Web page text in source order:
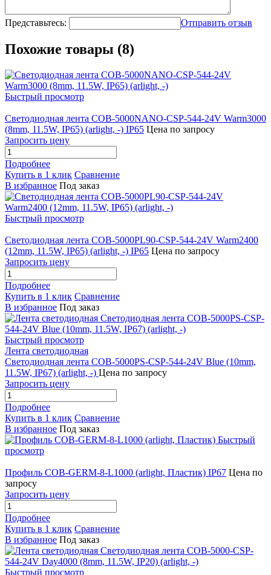
Представьтесь: Отправить отзыв
Похожие товары (8)
Быстрый просмотр
Светодиодная лента COB-5000NANO-CSP-544-24V Warm3000
(8mm, 11.5W, IP65) (arlight, -) IP65 Цена по запросу
Запросить цену
Подробнее
Купить в 1 клик Сравнение
В избранное Под заказ
Быстрый просмотр
Светодиодная лента COB-5000PL90-CSP-544-24V Warm2400
(12mm, 11.5W, IP65) (arlight, -) IP65 Цена по запросу
Запросить цену
Подробнее
Купить в 1 клик Сравнение
В избранное Под заказ
Быстрый просмотр
Лента светодиодная
Светодиодная лента COB-5000PS-CSP-544-24V Blue (10mm,
11.5W, IP67) (arlight, -) Цена по запросу
Запросить цену
Подробнее
Купить в 1 клик Сравнение
В избранное Под заказ
Быстрый
просмотр
Профиль COB-GERM-8-L1000 (arlight, Пластик) IP67 Цена по
запросу
Запросить цену
Подробнее
Купить в 1 клик Сравнение
В избранное Под заказ
Быстрый просмотр